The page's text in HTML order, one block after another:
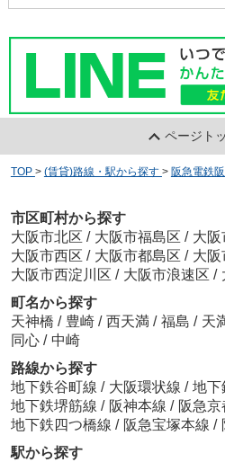
ページト
TOP > (賃貸)路線・駅から探す > 阪急電鉄
市区町村から探す
大阪市北区 / 大阪市福島区 / 大阪
大阪市西区 / 大阪市都島区 / 大阪
大阪市西淀川区 / 大阪市浪速区 /
町名から探す
天神橋 / 豊崎 / 西天満 / 福島 / 天
同心 / 中崎
路線から探す
地下鉄谷町線 / 大阪環状線 / 地下
地下鉄堺筋線 / 阪神本線 / 阪急
地下鉄四つ橋線 / 阪急宝塚本線 /
駅から探す